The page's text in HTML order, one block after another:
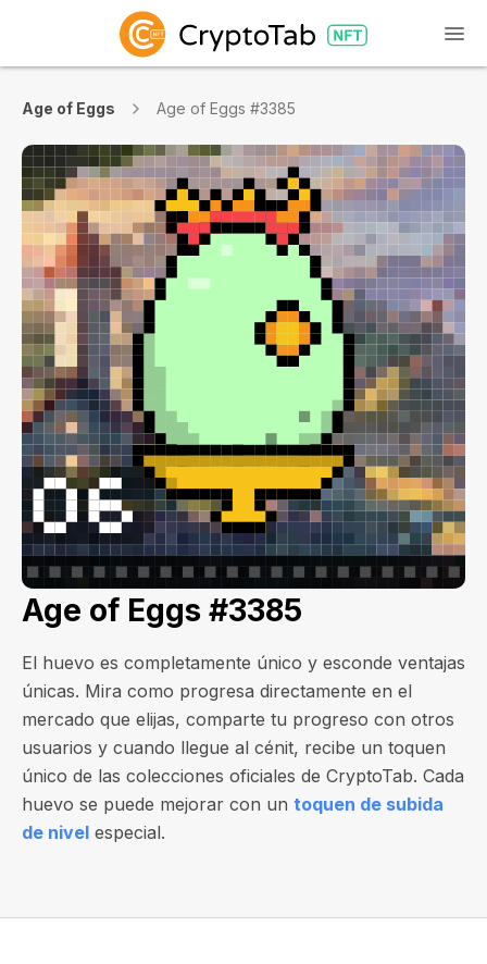
Age of Eggs Age of Eggs #3385
Age of Eggs #3385
El huevo es completamente único y esconde ventajas
únicas. Mira como progresa directamente en el
mercado que elijas, comparte tu progreso con otros
usuarios y cuando llegue al cénit, recibe un toquen
único de las colecciones oficiales de CryptoTab. Cada
huevo se puede mejorar con un toquen de subida
de nivel especial.